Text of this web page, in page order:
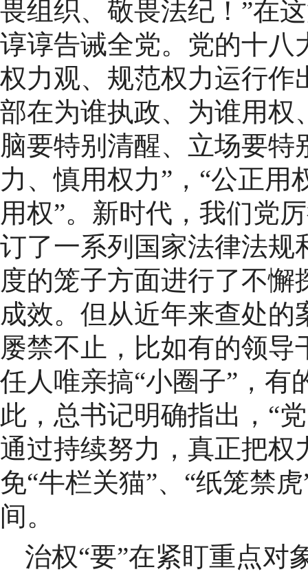
畏组织、敬畏法纪！”在
谆谆告诫全党。党的十八
权力观、规范权力运行作
部在为谁执政、为谁用权
脑要特别清醒、立场要特
力、慎用权力”，“公正
用权”。新时代，我们党
订了一系列国家法律法规
度的笼子方面进行了不
成效。但从近年来查处
屡禁不止，比如有的领导
任人唯亲搞“小圈子”，有
此，总书记明确指出，“
通过持续努力，真正把权
免“牛栏关猫”、“纸笼禁
间。
治权“要”在紧盯重点对